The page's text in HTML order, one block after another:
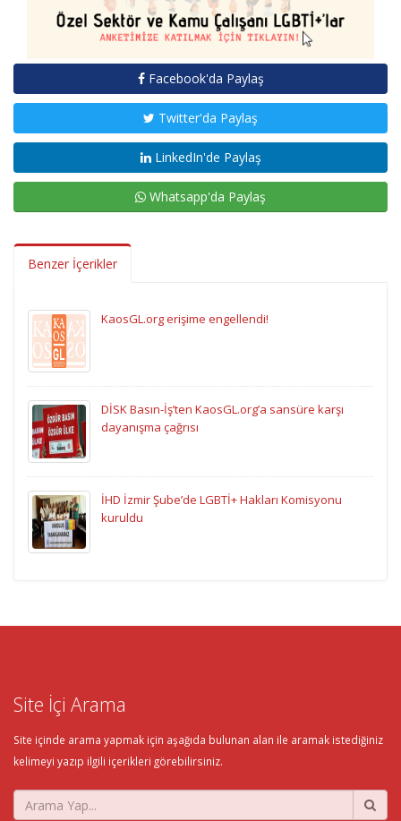
Facebook'da Paylaş
Twitter'da Paylaş
LinkedIn'de Paylaş
Whatsapp'da Paylaş
Benzer İçerikler
KaosGL.org erişime engellendi!
DİSK Basın-İş’ten KaosGL.org’a sansüre karşı
dayanışma çağrısı
İHD İzmir Şube’de LGBTİ+ Hakları Komisyonu
kuruldu
Site İçi Arama
Site içinde arama yapmak için aşağıda bulunan alan ile aramak istediğiniz
kelimeyi yazıp ilgili içerikleri görebilirsiniz.